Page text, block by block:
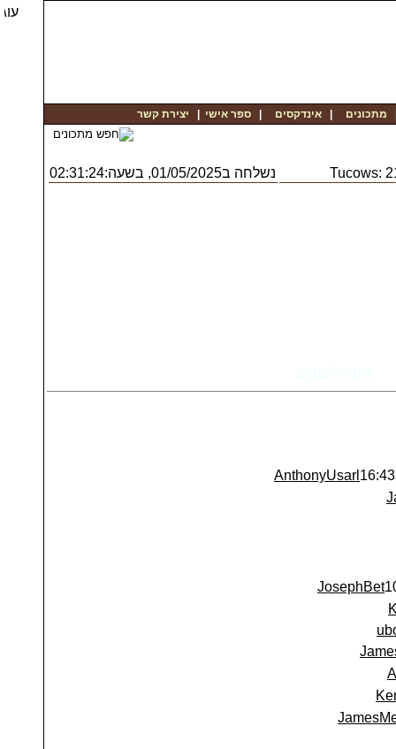
מתכונים |אינדקסים |ספר אישי יצירת קשר
Tucows: נשלחה ב01/05/2025, בשעה:02:31:24
AnthonyUsarl
JosephBet